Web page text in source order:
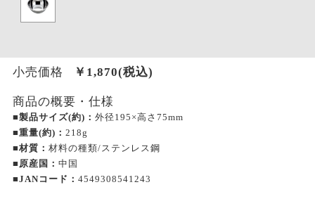
小売価格 ￥ 1,870(税込)
商品の概要・仕様
■製品サイズ(約)： 外径195×高さ75mm
■重量(約)： 218g
■材質： 材料の種類/ステンレス鋼
■原産国： 中国
■JANコード： 4549308541243